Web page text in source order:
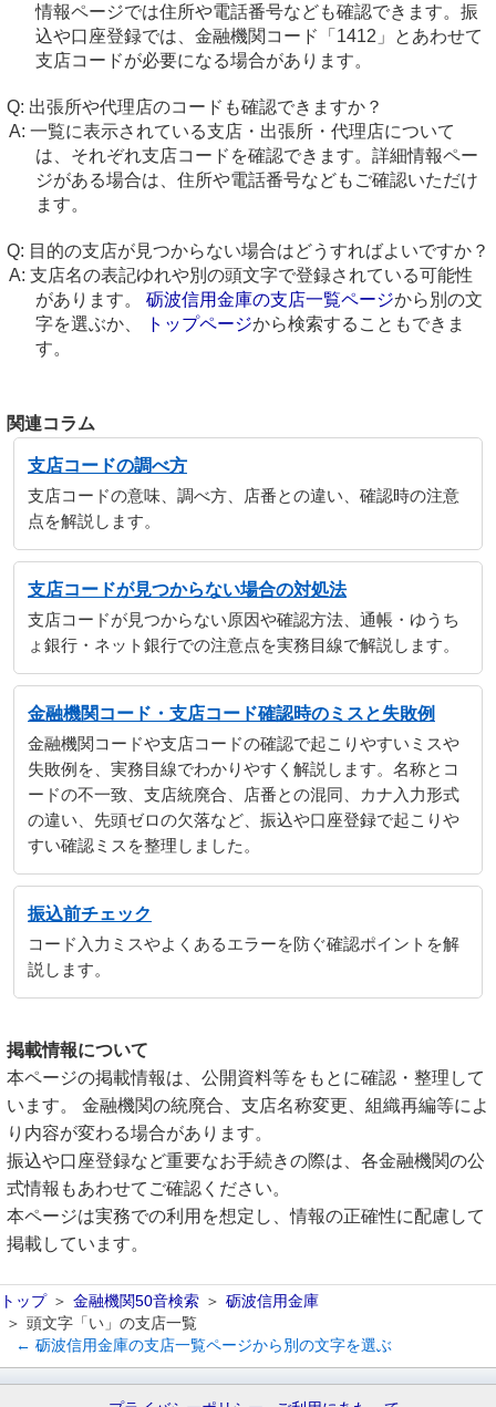
情報ページでは住所や電話番号なども確認できます。振
込や口座登録では、金融機関コード「1412」とあわせて
支店コードが必要になる場合があります。
出張所や代理店のコードも確認できますか？
一覧に表示されている支店・出張所・代理店について
は、それぞれ支店コードを確認できます。詳細情報ペー
ジがある場合は、住所や電話番号などもご確認いただけ
ます。
目的の支店が見つからない場合はどうすればよいですか？
支店名の表記ゆれや別の頭文字で登録されている可能性
があります。 砺波信用金庫の支店一覧ページから別の文
字を選ぶか、
トップページから検索することもできま
す。
関連コラム
支店コードの調べ方
支店コードの意味、調べ方、店番との違い、確認時の注意
点を解説します。
支店コードが見つからない場合の対処法
支店コードが見つからない原因や確認方法、通帳・ゆうち
ょ銀行・ネット銀行での注意点を実務目線で解説します。
金融機関コード・支店コード確認時のミスと失敗例
金融機関コードや支店コードの確認で起こりやすいミスや
失敗例を、実務目線でわかりやすく解説します。名称とコ
ードの不一致、支店統廃合、店番との混同、カナ入力形式
の違い、先頭ゼロの欠落など、振込や口座登録で起こりや
すい確認ミスを整理しました。
振込前チェック
コード入力ミスやよくあるエラーを防ぐ確認ポイントを解
説します。
掲載情報について
本ページの掲載情報は、公開資料等をもとに確認・整理して
います。 金融機関の統廃合、支店名称変更、組織再編等によ
り内容が変わる場合があります。
振込や口座登録など重要なお手続きの際は、各金融機関の公
式情報もあわせてご確認ください。
本ページは実務での利用を想定し、情報の正確性に配慮して
掲載しています。
トップ 金融機関50音検索
砺波信用金庫
頭文字「い」の支店一覧
← 砺波信用金庫の支店一覧ページから別の文字を選ぶ